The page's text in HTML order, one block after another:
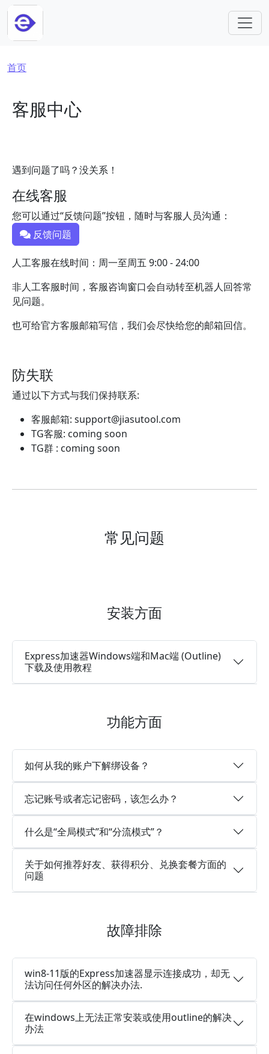
跳转到主要内容
面包屑
首页
客服中心
遇到问题了吗？没关系！
在线客服
您可以通过“反馈问题”按钮，随时与客服人员沟通：
反馈问题
人工客服在线时间：周一至周五 9:00 - 24:00
非人工客服时间，客服咨询窗口会自动转至机器人回答常
见问题。
也可给官方客服邮箱写信，我们会尽快给您的邮箱回信。
防失联
通过以下方式与我们保持联系:
客服邮箱: support@jiasutool.com
TG客服: coming soon
TG群 : coming soon
常见问题
安装方面
Express加速器Windows端和Mac端 (Outline)
下载及使用教程
功能方面
如何从我的账户下解绑设备？
忘记账号或者忘记密码，该怎么办？
什么是“全局模式”和“分流模式”？
关于如何推荐好友、获得积分、兑换套餐方面的
问题
故障排除
win8-11版的Express加速器显示连接成功，却无
法访问任何外区的解决办法.
在windows上无法正常安装或使用outline的解决
办法